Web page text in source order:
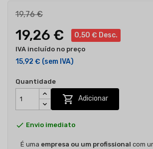
19,76 €
19,26 € 0,50 € Desc.
IVA incluído no preço
15,92 € (sem IVA)
Quantidade
 Adicionar
 Envio imediato
É uma empresa ou um profissional com